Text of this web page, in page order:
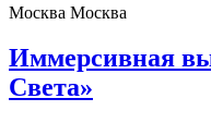
Москва Москва
Иммерсивная
Света»